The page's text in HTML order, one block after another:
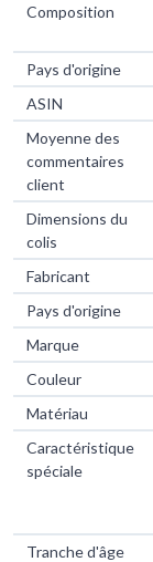
Composition
Pays d'origine
ASIN
Moyenne des
commentaires
client
Dimensions du
colis
Fabricant
Pays d'origine
Marque
Couleur
Matériau
Caractéristique
spéciale
Tranche d'âge